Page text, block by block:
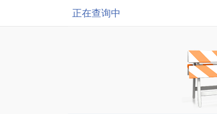
正在查询中